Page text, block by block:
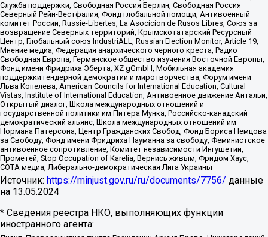
Служба поддержки, Свободная Россия Берлин, Свободная Россия
Северный Рейн-Вестфалия, Фонд глобальной помощи, Антивоенный
комитет России, Russie-Libertes, La Asocicion de Rusos Libres, Союз за
возвращение Северных территорий, Крымскотатарский Ресурсный
Центр, Глобальный союз IndustriALL, Russian Election Monitor, Article 19,
Мнение медиа, Федерация анархического черного креста, Радио
Свободная Европа, Германское общество изучения Восточной Европы,
Фонд имени Фридриха Эберта, XZ gGmbH, Мобильная академия
поддержки гендерной демократии и миротворчества, Форум имени
Льва Копелева, American Councils for International Education, Cultural
Vistas, Institute of International Education, Антивоенное движение Антальи,
Открытый диалог, Школа международных отношений и
государственной политики им Питера Мунка, Российско-канадский
демократический альянс, Школа международных отношений им
Нормана Патерсона, Центр Гражданских Свобод, Фонд Бориса Немцова
за Свободу, Фонд имени Фридриха Науманна за свободу, Феминистское
антивоенное сопротивление, Комитет независимости Ингушетии,
Прометей, Stop Occupation of Karelia, Вернись живым, Фридом Хаус,
СОТА медиа, Либерально-демократическая Лига Украины
Источник: https://minjust.gov.ru/ru/documents/7756/ данные
на 13.05.2024
* Сведения реестра НКО, выполняющих функции
иностранного агента: